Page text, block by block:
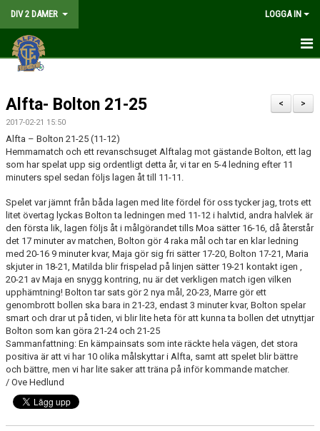
DIV 2 DAMER LOGGA IN
HEM
NYHETER
GÅ PÅ MATCH
MATCHER
TRUPPEN
DOKUMENT
KONTAKT
LIVESÄNDNING
TABELL
>
<
Alfta- Bolton 21-25
2017-02-21 15:50
Alfta – Bolton 21-25 (11-12)
Hemmamatch och ett revanschsuget Alftalag mot gästande Bolton, ett lag
som har spelat upp sig ordentligt detta år, vi tar en 5-4 ledning efter 11
minuters spel sedan följs lagen åt till 11-11.
Spelet var jämnt från båda lagen med lite fördel för oss tycker jag, trots ett
litet övertag lyckas Bolton ta ledningen med 11-12 i halvtid, andra halvlek är
den första lik, lagen följs åt i målgörandet tills Moa sätter 16-16, då återstår
det 17 minuter av matchen, Bolton gör 4 raka mål och tar en klar ledning
med 20-16 9 minuter kvar, Maja gör sig fri sätter 17-20, Bolton 17-21, Maria
skjuter in 18-21, Matilda blir frispelad på linjen sätter 19-21 kontakt igen ,
20-21 av Maja en snygg kontring, nu är det verkligen match igen vilken
upphämtning! Bolton tar sats gör 2 nya mål, 20-23, Marre gör ett
genombrott bollen ska bara in 21-23, endast 3 minuter kvar, Bolton spelar
smart och drar ut på tiden, vi blir lite heta för att kunna ta bollen det utnyttjar
Bolton som kan göra 21-24 och 21-25
Sammanfattning: En kämpainsats som inte räckte hela vägen, det stora
positiva är att vi har 10 olika målskyttar i Alfta, samt att spelet blir bättre
och bättre, men vi har lite saker att träna på inför kommande matcher.
/ Ove Hedlund